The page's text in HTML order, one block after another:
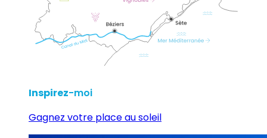
Inspirez-moi
Gagnez votre place au soleil